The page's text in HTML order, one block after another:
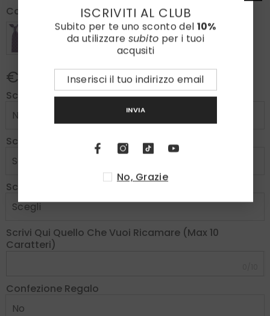
Colore: Grigio Scuro
€100,00
Scegli La Versione SLIM
Scegli Il Ricamo
Scegli Il Colore Ricamo
Scrivi Qui Quello Che Vuoi Ricamare (max 10
Caratteri)
Confezione Regalo
ISCRIVITI AL CLUB
Subito per te uno sconto del 10%
da utilizzare subito per i tuoi
acqusiti
INVIA
No, Grazie